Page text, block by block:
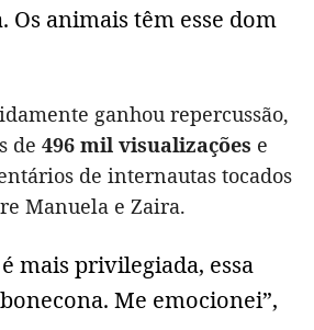
Os animais têm esse dom
ganhou repercussão,
de 496 mil visualizações e
de internautas tocados
Manuela e Zaira.
mais privilegiada, essa
Me emocionei”,